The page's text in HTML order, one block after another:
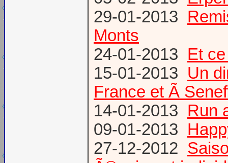
29-01-2013
Monts
24-01-2013 Et
15-01-2013 Un
France et Ã
14-01-2013 Run
09-01-2013
27-12-2012